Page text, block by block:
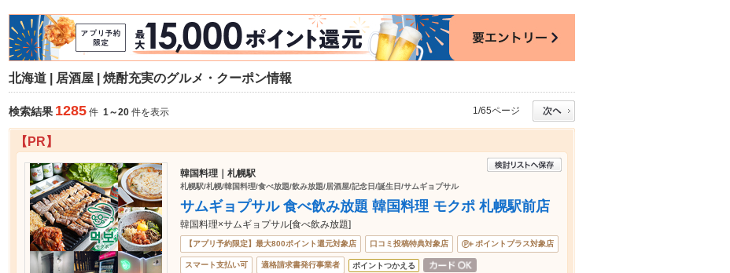
北海道 | 居酒屋 | 焼酎充実のグルメ・クーポン情報
検索結果 1285 件 1～20 件を表示 1/65ページ
【PR】
韓国料理｜札幌駅
札幌駅/札幌/韓国料理/食べ放題/飲み放題/居酒屋/記念日/誕生日/サムギョプサル
サムギョプサル 食べ飲み放題 韓国料理 モクポ 札幌駅前店
韓国料理×サムギョプサル[食べ飲み放題]
【アプリ予約限定】最大800ポイント還元対象店 口コミ投稿特典対象店 ポイントプラス対象店
スマート支払い可 適格請求書発行事業者 ポイントつかえる